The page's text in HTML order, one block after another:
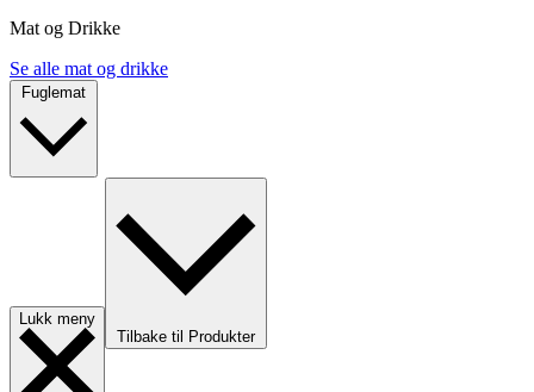
Mat og Drikke
Se alle mat og drikke
Lukk meny
Tilbake til Produkter